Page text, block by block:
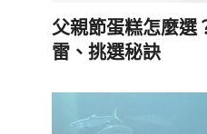
父親節蛋糕怎麼選
雷、挑選秘訣